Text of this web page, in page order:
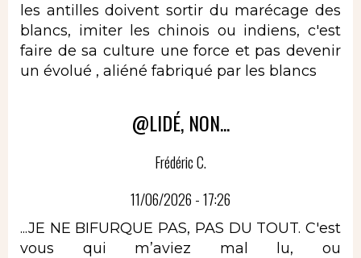
les antilles doivent sortir du marécage des
blancs, imiter les chinois ou indiens, c'est
faire de sa culture une force et pas devenir
un évolué , aliéné fabriqué par les blancs
@LIDÉ, NON...
Frédéric C.
11/06/2026 - 17:26
...JE NE BIFURQUE PAS, PAS DU TOUT. C'est
vous qui m’aviez mal lu, ou